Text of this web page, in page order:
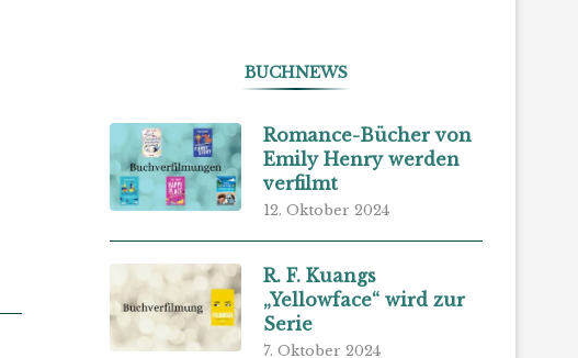
BUCHNEWS
Romance-Bücher von
Emily Henry werden
verfilmt
12. Oktober 2024
R. F. Kuangs
„Yellowface“ wird zur
Serie
7. Oktober 2024